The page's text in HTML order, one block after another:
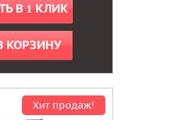
В 1 КЛИК
КОРЗИНУ
Хит продаж!